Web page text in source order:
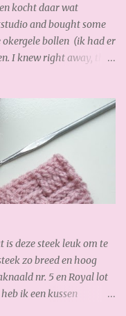
kocht daar wat
and bought some
bollen (ik had er
I knew right away, that
bollen al weer binnen,
so I ordered online
already. Gisteren
blij mee!!! Heerlijk
I like it very much!
Wil jij ook deze sjaal
double knit 100 gr.
is deze steek leuk om te
zo breed en hoog
nr. 5 en Royal lot
ik een kussen